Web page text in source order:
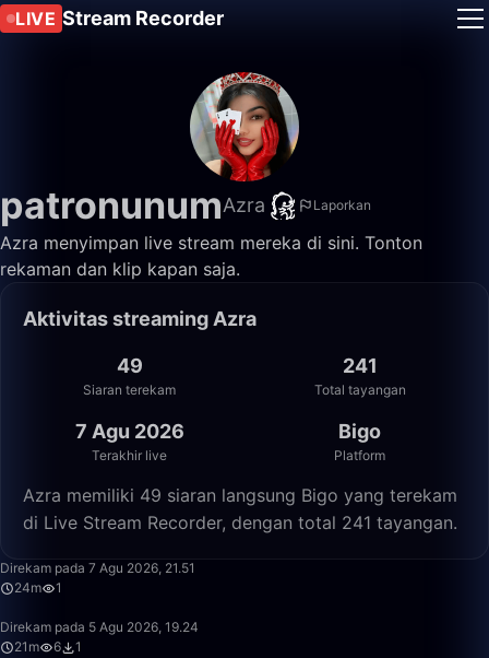
LIVE Stream Recorder
patronunumAzra Laporkan
Azra menyimpan live stream mereka di sini. Tonton
rekaman dan klip kapan saja.
Aktivitas streaming Azra
49
Siaran terekam
241
Total tayangan
7 Agu 2026
Terakhir live
Bigo
Platform
Azra memiliki 49 siaran langsung Bigo yang terekam
di Live Stream Recorder, dengan total 241 tayangan.
Direkam pada 7 Agu 2026, 21.51
24m
1
Direkam pada 5 Agu 2026, 19.24
21m
6 1